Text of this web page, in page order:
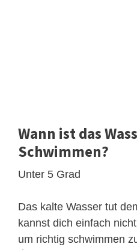
Wann ist das
Schwimmen?
Unter 5 Grad
Das kalte Wasser tut
kannst dich einfach
um richtig schwimmen